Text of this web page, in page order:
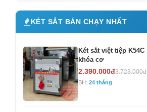
KÉT SẮT BÁN CHẠY NHẤT
Két sắt việt tiệp K54C
khóa cơ
2.390.000đ3.723.000đ
BH: 24 tháng